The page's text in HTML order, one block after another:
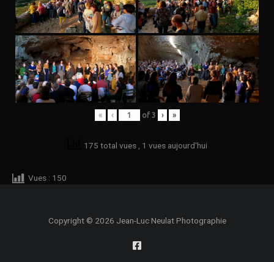
« ‹ of 3 › »
175 total vues , 1 vues aujourd'hui
Vues : 150
Copyright © 2026 Jean-Luc Neulat Photographie